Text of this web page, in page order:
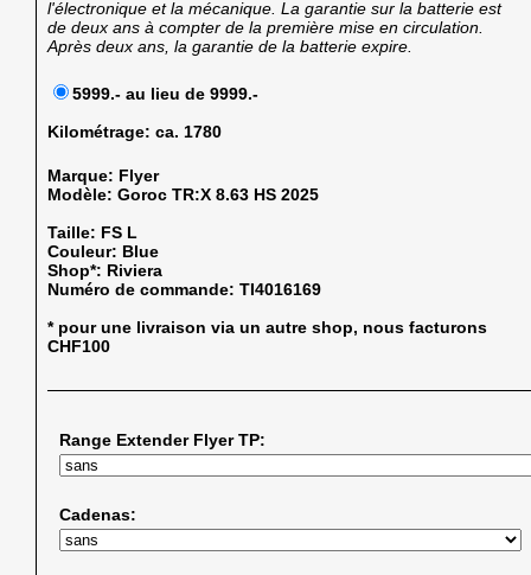
l'électronique et la mécanique. La garantie sur la batterie est
de deux ans à compter de la première mise en circulation.
Après deux ans, la garantie de la batterie expire.
5999.- au lieu de 9999.-
Kilométrage: ca. 1780
Marque: Flyer
Modèle:Goroc TR:X 8.63 HS 2025
Taille: FS L
Couleur: Blue
Shop*: Riviera
Numéro de commande:TI4016169
* pour une livraison via un autre shop, nous facturons
CHF100
Range Extender Flyer TP:
Cadenas: